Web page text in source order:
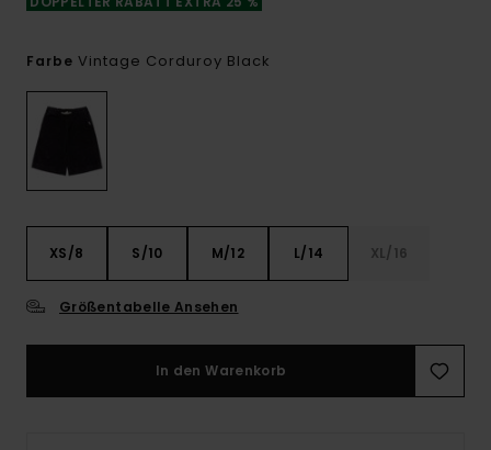
Farbe Vintage Corduroy Black
XS/8 S/10 M/12 L/14 XL/16
Größentabelle Ansehen
In den Warenkorb